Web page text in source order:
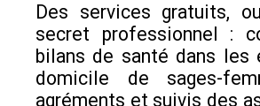
Des services gratuits,
secret professionnel :
bilans de santé dans les
domicile de sages-
agréments et suivis des